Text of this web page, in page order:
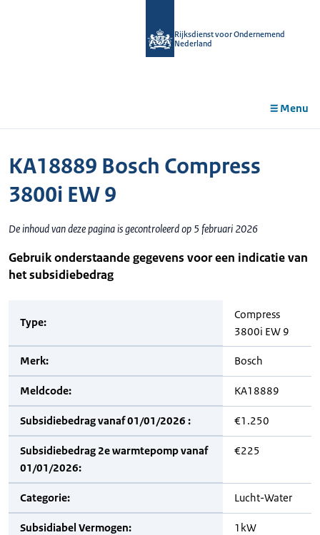
Rijksdienst voor Ondernemend
Nederland
Menu
KA18889 Bosch Compress
3800i EW 9
De inhoud van deze pagina is gecontroleerd op 5 februari 2026
Gebruik onderstaande gegevens voor een indicatie van
het subsidiebedrag
Type:
Compress
3800i EW 9
Merk: Bosch
Meldcode: KA18889
Subsidiebedrag vanaf 01/01/2026 : €1.250
Subsidiebedrag 2e warmtepomp vanaf
01/01/2026:
€225
Categorie: Lucht-Water
Subsidiabel Vermogen: 1kW